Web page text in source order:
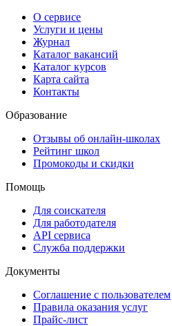
О сервисе
Услуги и цены
Журнал
Каталог вакансий
Каталог курсов
Карта сайта
Контакты
Образование
Отзывы об онлайн-школах
Рейтинг школ
Промокоды и скидки
Помощь
Для соискателя
Для работодателя
API сервиса
Служба поддержки
Документы
Соглашение с пользователем
Правила оказания услуг
Прайс-лист